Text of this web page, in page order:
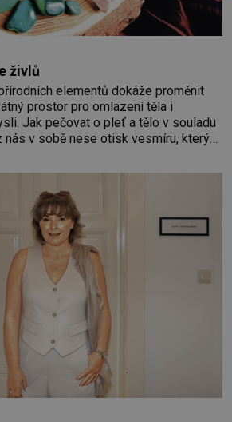
živlů
elementů dokáže proměnit
prostor pro omlazení těla i
Jak pečovat o pleť a tělo v souladu
nás v sobě nese otisk vesmíru, který
Ženy narozené ve znamení Berana,